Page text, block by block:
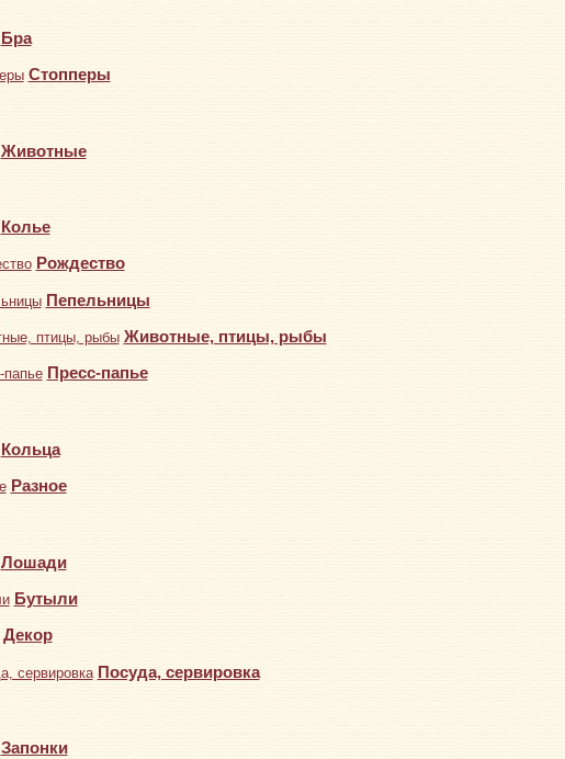
Бра
Стопперы
Животные
Колье
Рождество
Пепельницы
Животные, птицы, рыбы
Пресс-папье
Кольца
Разное
Лошади
Бутыли
Декор
Посуда, сервировка
Запонки